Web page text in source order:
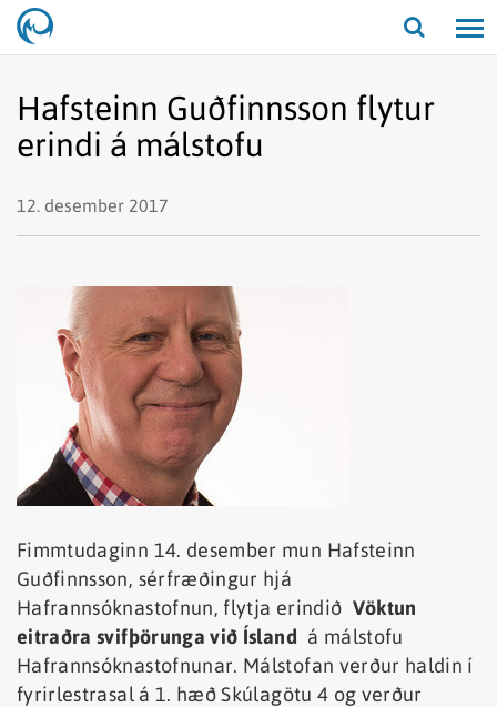
Opna/
Hafsteinn Guðfinnsson flytur
erindi á málstofu
12. desember 2017
Fimmtudaginn 14. desember mun Hafsteinn
Guðfinnsson, sérfræðingur hjá
Hafrannsóknastofnun, flytja erindið Vöktun
eitraðra svifþörunga við Ísland á málstofu
Hafrannsóknastofnunar. Málstofan verður haldin í
fyrirlestrasal á 1. hæð Skúlagötu 4 og verður